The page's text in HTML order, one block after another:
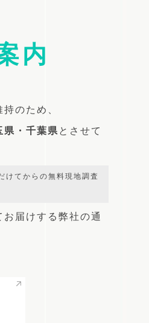
内
のため、
県・千葉県 とさせて
けてからの無料現地調査
お届けする弊社の通